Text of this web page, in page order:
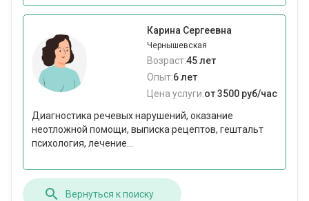
Карина Сергеевна
Чернышевская
Возраст:45 лет
Опыт:6 лет
Цена услуги:от 3500 руб/час
Диагностика речевых нарушений, оказание
неотложной помощи, выписка рецептов, гештальт
психология, лечение...
Вернуться к поиску